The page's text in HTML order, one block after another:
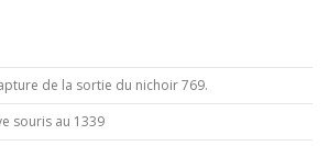
de la sortie du nichoir 769.
souris au 1339